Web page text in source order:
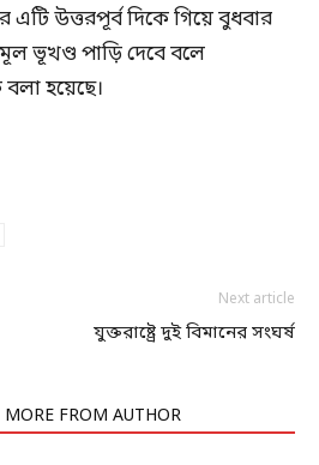
উত্তরপূর্ব দিকে গিয়ে বুধবার
ভূখণ্ড পাড়ি দেবে বলে
হয়েছে।
Next article
যুক্তরাষ্ট্রে দুই বিমানের সংঘর্ষ
MORE FROM AUTHOR